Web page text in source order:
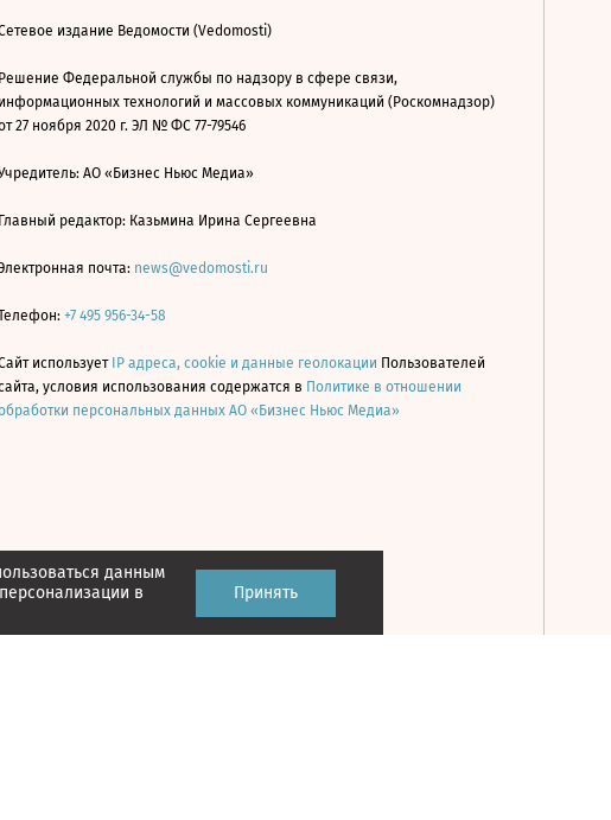
данным
в
Принять
издание Ведомости (Vedomosti)
Решение Федеральной службы по надзору в сфере связи,
информационных технологий и массовых коммуникаций (Роскомнадзор)
27 ноября 2020 г. ЭЛ № ФС 77-79546
АО «Бизнес Ньюс Медиа»
Главный редактор: Казьмина Ирина Сергеевна
почта: news@vedomosti.ru
+7 495 956-34-58
использует IP адреса, cookie и данные геолокации Пользователей
условия использования содержатся в Политике в отношении
персональных данных АО «Бизнес Ньюс Медиа»